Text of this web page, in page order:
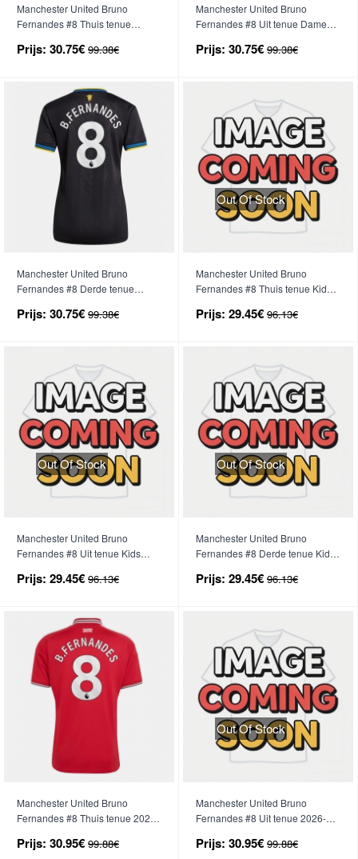
Manchester United Bruno
Fernandes #8 Thuis tenue
Prijs: 30.75€ 99.38€
Manchester United Bruno
Fernandes #8 Uit tenue Dames
Prijs: 30.75€ 99.38€
Manchester United Bruno
Fernandes #8 Derde tenue
Prijs: 30.75€ 99.38€
Out Of Stock
Manchester United Bruno
Fernandes #8 Thuis tenue Kids
Prijs: 29.45€ 96.13€
Out Of Stock
Manchester United Bruno
Fernandes #8 Uit tenue Kids
Prijs: 29.45€ 96.13€
Out Of Stock
Manchester United Bruno
Fernandes #8 Derde tenue Kids
Prijs: 29.45€ 96.13€
Manchester United Bruno
Fernandes #8 Thuis tenue 2026-
Prijs: 30.95€ 99.88€
Out Of Stock
Manchester United Bruno
Fernandes #8 Uit tenue 2026-27
Prijs: 30.95€ 99.88€